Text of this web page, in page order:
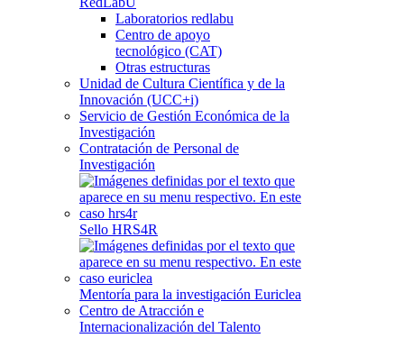
Laboratorios redlabu
Centro de apoyo
tecnológico (CAT)
Otras estructuras
Unidad de Cultura Científica y de la
Innovación (UCC+i)
Servicio de Gestión Económica de la
Investigación
Contratación de Personal de
Investigación
Sello HRS4R
Mentoría para la investigación Euriclea
Centro de Atracción e
Internacionalización del Talento